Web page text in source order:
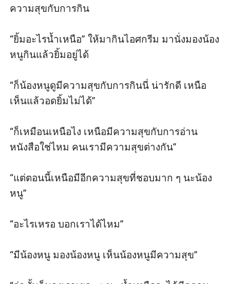
ความสุขกับการกิน
“ยิ้มอะไรน้ำเหนือ” ให้มากินไอศกรีม มานั่งมองน้อง
หนูกินแล้วยิ้มอยู่ได้
“ก็น้องหนูดูมีความสุขกับการกินนี่ น่ารักดี เหนือ
เห็นแล้วอดยิ้มไม่ได้”
“ก็เหมือนเหนือไง เหนือมีความสุขกับการอ่าน
หนังสือใช่ไหม คนเรามีความสุขต่างกัน”
“แต่ตอนนี้เหนือมีอีกความสุขที่ชอบมาก ๆ นะน้อง
หนู”
“อะไรเหรอ บอกเราได้ไหม”
“มีน้องหนู มองน้องหนู เห็นน้องหนูมีความสุข”